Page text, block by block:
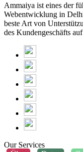
Ammaiya ist eines der
Webentwicklung in
beste Art von
des Kundengeschäfts
Our Services